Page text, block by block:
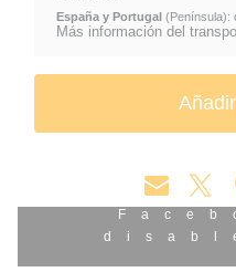
RÉPLICA VARITA
España y Portugal (Península):
Más información del